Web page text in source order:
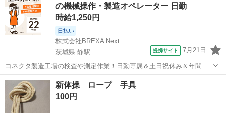
の機械操作・製造オペレーター 日勤
時給1,250円
日払い
株式会社BREXA Next
茨城県 静駅
提携サイト 7月21日
コネクタ製造工場の検査や測定作業！日勤専属＆土日祝休み＆年間休
日128日★クリーンルーム内作業★マイカー通勤OK＆無料駐車場あり
★就業先食堂利用可！日払い制度あり！《茨城県常陸大宮市》 人気の
工場のお仕事 ◇コネクタ製造工...
茨城 常陸大宮市 その他
新体操 ロープ 手具
100円